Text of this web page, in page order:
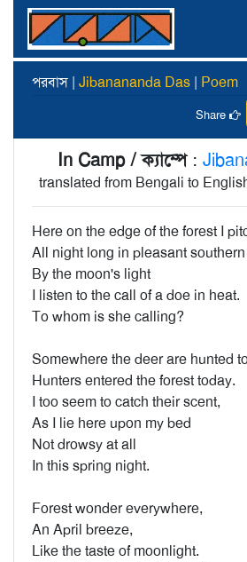
পরবাস | Jibanananda Das | Poem
Share
In Camp / ক্যাম্পে:
translated from Bengali to
Here on the edge of the forest I
All night long in pleasant
By the moon's light
I listen to the call of a doe in heat.
To whom is she calling?
Somewhere the deer are hunted
Hunters entered the forest today.
I too seem to catch their scent,
As I lie here upon my bed
Not drowsy at all
In this spring night.
Forest wonder everywhere,
An April breeze,
Like the taste of moonlight.